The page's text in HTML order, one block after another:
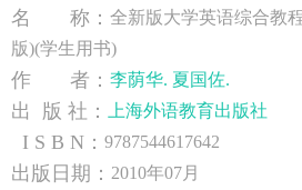
名 称： 全新版大学英语综合教
版)(学生用书)
作 者： 李荫华. 夏国佐.
出 版 社： 上海外语教育出版社
I S B N： 9787544617642
出版日期： 2010年07月